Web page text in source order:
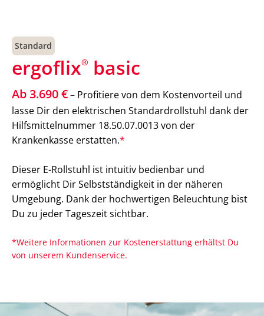
Standard
ergoflix® basic
Ab 3.690 €– Profitiere von dem Kostenvorteil und
lasse Dir den elektrischen Standardrollstuhl dank der
Hilfsmittelnummer 18.50.07.0013 von der
Krankenkasse erstatten.*
Dieser E-Rollstuhl ist intuitiv bedienbar und
ermöglicht Dir Selbstständigkeit in der näheren
Umgebung. Dank der hochwertigen Beleuchtung bist
Du zu jeder Tageszeit sichtbar.
*Weitere Informationen zur Kostenerstattung erhältst Du
von unserem Kundenservice.